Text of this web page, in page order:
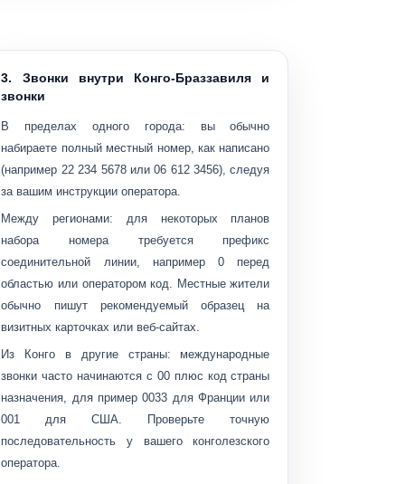
3. Звонки внутри Конго-Браззавиля и
звонки
В пределах одного города: вы обычно
набираете полный местный номер, как написано
(например 22 234 5678или06 612 3456), следуя
за вашим инструкции оператора.
Между регионами: для некоторых планов
набора номера требуется префикс
соединительной линии, например0 перед
областью или оператором код. Местные жители
обычно пишут рекомендуемый образец на
визитных карточках или веб-сайтах.
Из Конго в другие страны: международные
звонки часто начинаются с 00плюс код страны
назначения, для пример0033 для Франции или
001 для США. Проверьте точную
последовательность у вашего конголезского
оператора.